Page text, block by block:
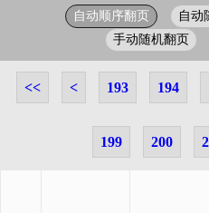
自动顺序翻页 自动
手动随机翻页
<< < 193 194
199 200